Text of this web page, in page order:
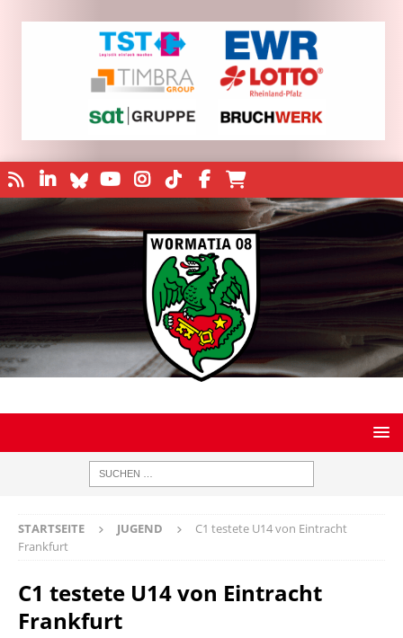
STARTSEITE JUGEND
C1 testete U14 von Eintracht
Frankfurt
C1 testete U14 von Eintracht
Frankfurt